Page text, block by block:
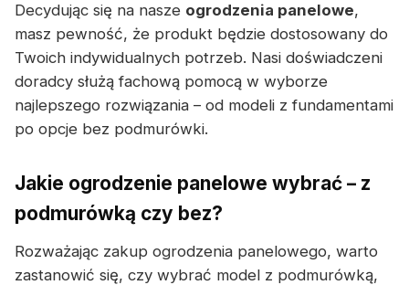
Decydując się na nasze ogrodzenia panelowe,
masz pewność, że produkt będzie dostosowany do
Twoich indywidualnych potrzeb. Nasi doświadczeni
doradcy służą fachową pomocą w wyborze
najlepszego rozwiązania – od modeli z fundamentami
po opcje bez podmurówki.
Jakie ogrodzenie panelowe wybrać – z
podmurówką czy bez?
Rozważając zakup ogrodzenia panelowego, warto
zastanowić się, czy wybrać model z podmurówką,